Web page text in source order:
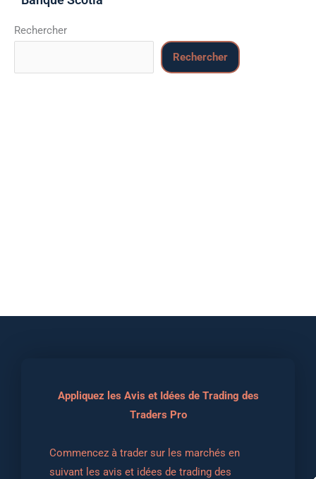
Rechercher
Rechercher
Appliquez les Avis et Idées de Trading des
Traders Pro
Commencez à trader sur les marchés en
suivant les avis et idées de trading des